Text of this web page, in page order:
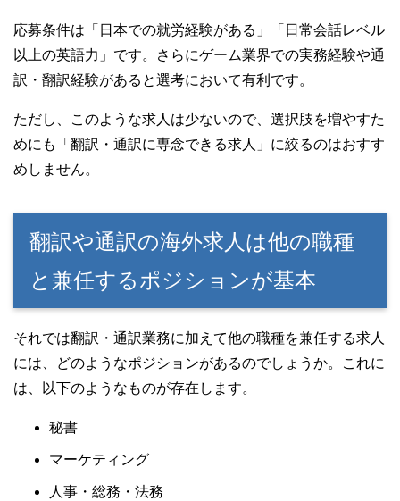
応募条件は「日本での就労経験がある」「日常会話レベル
以上の英語力」です。さらにゲーム業界での実務経験や通
訳・翻訳経験があると選考において有利です。
ただし、このような求人は少ないので、選択肢を増やすた
めにも「翻訳・通訳に専念できる求人」に絞るのはおすす
めしません。
翻訳や通訳の海外求人は他の職種
と兼任するポジションが基本
それでは翻訳・通訳業務に加えて他の職種を兼任する求人
には、どのようなポジションがあるのでしょうか。これに
は、以下のようなものが存在します。
秘書
マーケティング
人事・総務・法務